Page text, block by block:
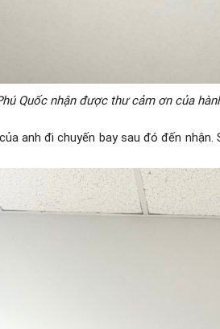
Quốc nhận được thư cảm ơn của
anh đi chuyến bay sau đó đến